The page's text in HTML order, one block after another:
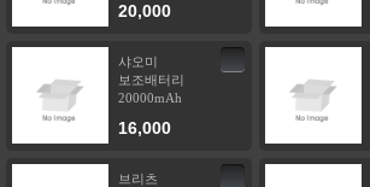
20,000
샤오미
보조배터리
20000mAh
16,000
브리츠